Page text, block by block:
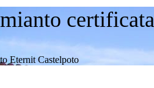
certificata
Eternit Castelpoto